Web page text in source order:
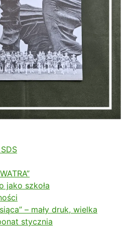
jako szkoła
– mały druk, wielka
stycznia